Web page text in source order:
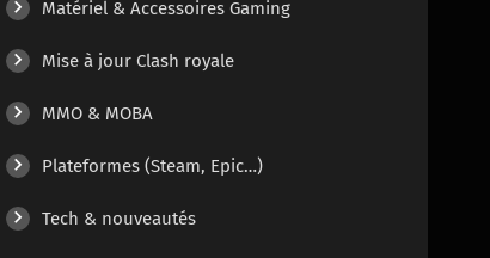
Matériel & Accessoires Gaming
Mise à jour Clash royale
MMO & MOBA
Plateformes (Steam, Epic…)
Tech & nouveautés